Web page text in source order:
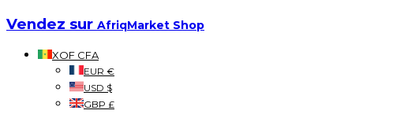
Vendez sur AfriqMarket Shop
XOF CFA
EUR €
USD $
GBP £